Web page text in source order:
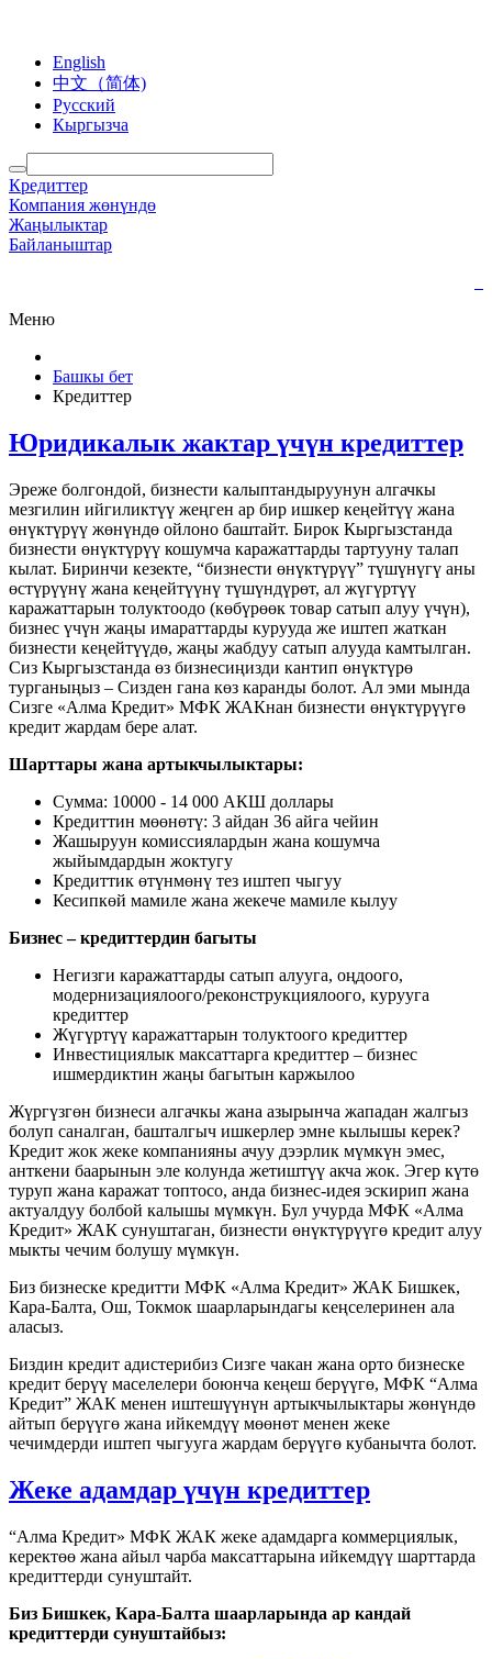
English
中文（简体)
Русский
Кыргызча
Кредиттер
Компания жөнүндө
Жаңылыктар
Байланыштар
Меню
Башкы бет
Кредиттер
Юридикалык жактар үчүн кредиттер
Эреже болгондой, бизнести калыптандыруунун алгачкы
мезгилин ийгиликтүү жеңген ар бир ишкер кеңейтүү жана
өнүктүрүү жөнүндө ойлоно баштайт. Бирок Кыргызстанда
бизнести өнүктүрүү кошумча каражаттарды тартууну талап
кылат. Биринчи кезекте, “бизнести өнүктүрүү” түшүнүгү аны
өстүрүүнү жана кеңейтүүнү түшүндүрөт, ал жүгүртүү
каражаттарын толуктоодо (көбүрөөк товар сатып алуу үчүн),
бизнес үчүн жаңы имараттарды курууда же иштеп жаткан
бизнести кеңейтүүдө, жаңы жабдуу сатып алууда камтылган.
Сиз Кыргызстанда өз бизнесиңизди кантип өнүктүрө
турганыңыз – Сизден гана көз каранды болот. Ал эми мында
Сизге «Алма Кредит» МФК ЖАКнан бизнести өнүктүрүүгө
кредит жардам бере алат.
Шарттары жана артыкчылыктары:
Сумма: 10000 - 14 000 АКШ доллары
Кредиттин мөөнөтү: 3 айдан 36 айга чейин
Жашыруун комиссиялардын жана кошумча
жыйымдардын жоктугу
Кредиттик өтүнмөнү тез иштеп чыгуу
Кесипкөй мамиле жана жекече мамиле кылуу
Бизнес – кредиттердин багыты
Негизги каражаттарды сатып алууга, оңдоого,
модернизациялоого/реконструкциялоого, курууга
кредиттер
Жүгүртүү каражаттарын толуктоого кредиттер
Инвестициялык максаттарга кредиттер – бизнес
ишмердиктин жаңы багытын каржылоо
Жүргүзгөн бизнеси алгачкы жана азырынча жападан жалгыз
болуп саналган, башталгыч ишкерлер эмне кылышы керек?
Кредит жок жеке компанияны ачуу дээрлик мүмкүн эмес,
анткени баарынын эле колунда жетиштүү акча жок. Эгер күтө
туруп жана каражат топтосо, анда бизнес-идея эскирип жана
актуалдуу болбой калышы мүмкүн. Бул учурда МФК «Алма
Кредит» ЖАК сунуштаган, бизнести өнүктүрүүгө кредит алуу
мыкты чечим болушу мүмкүн.
Биз бизнеске кредитти МФК «Алма Кредит» ЖАК Бишкек,
Кара-Балта, Ош, Токмок шаарларындагы кеңселеринен ала
аласыз.
Биздин кредит адистерибиз Сизге чакан жана орто бизнеске
кредит берүү маселелери боюнча кеңеш берүүгө, МФК “Алма
Кредит” ЖАК менен иштешүүнүн артыкчылыктары жөнүндө
айтып берүүгө жана ийкемдүү мөөнөт менен жеке
чечимдерди иштеп чыгууга жардам берүүгө кубанычта болот.
Жеке адамдар үчүн кредиттер
“Алма Кредит» МФК ЖАК жеке адамдарга коммерциялык,
керектөө жана айыл чарба максаттарына ийкемдүү шарттарда
кредиттерди сунуштайт.
Биз Бишкек, Кара-Балта шаарларында ар кандай
кредиттерди сунуштайбыз: